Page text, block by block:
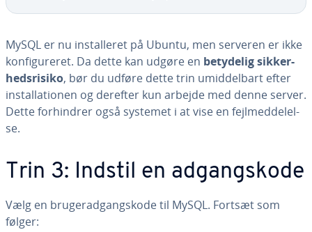
MySQL er nu in­stal­le­ret på Ubuntu, men serveren er ikke
kon­fi­gu­re­ret. Da dette kan udgøre en betydelig sik­ker­
heds­ri­si­ko, bør du udføre dette trin umid­del­bart efter
in­stal­la­tio­nen og derefter kun arbejde med denne server.
Dette for­hin­drer også systemet i at vise en fejl­med­del­el­
se.
Trin 3: Indstil en ad­gangs­ko­de
Vælg en bru­ge­r­ad­gangs­ko­de til MySQL. Fortsæt som
følger: